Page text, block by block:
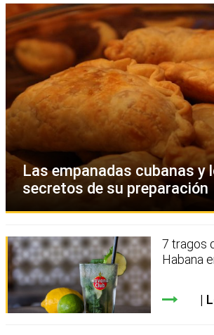
Las empanadas cubanas y
secretos de su preparación
7 tragos
Habana